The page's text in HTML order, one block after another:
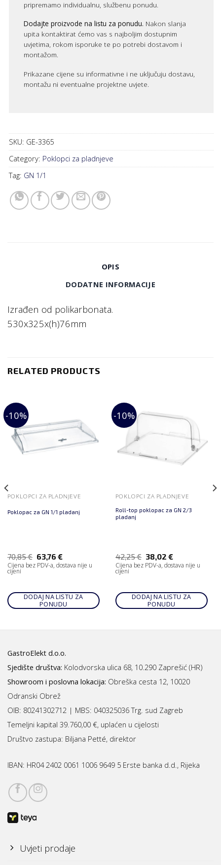
pripremamo individualnu, službenu ponudu.
Dodajte proizvode na listu za ponudu. Nakon slanja
upita kontaktirat ćemo vas s najboljim dostupnim
uvjetima, rokom isporuke te po potrebi dostavom i
montažom.
Prikazane cijene su informativne i ne uključuju dostavu,
montažu ni eventualne projektne uvjete.
SKU: GE-3365
Category: Poklopci za pladnjeve
Tag: GN 1/1
OPIS
DODATNE INFORMACIJE
Izrađen od polikarbonata.
530x325x(h)76mm
RELATED PRODUCTS
-10%
POKLOPCI ZA PLADNJEVE
Poklopac za GN 1/1 pladanj
70,85€ 63,76€
Cijena bez PDV-a, dostava nije u
cijeni
DODAJ NA LISTU ZA
PONUDU
-10%
POKLOPCI ZA PLADNJEVE
Roll-top poklopac za GN 2/3
pladanj
42,25€ 38,02€
Cijena bez PDV-a, dostava nije u
cijeni
DODAJ NA LISTU ZA
PONUDU
GastroElekt d.o.o.
Sjedište društva: Kolodvorska ulica 68, 10.290 Zaprešić (HR)
Showroom i poslovna lokacija: Obreška cesta 12, 10020
Odranski Obrež
OIB: 80241302712 | MBS: 040325036 Trg. sud Zagreb
Temeljni kapital 39.760,00 €, uplaćen u cijelosti
Društvo zastupa: Biljana Petté, direktor
IBAN: HR04 2402 0061 1006 9649 5 Erste banka d.d., Rijeka
Uvjeti prodaje